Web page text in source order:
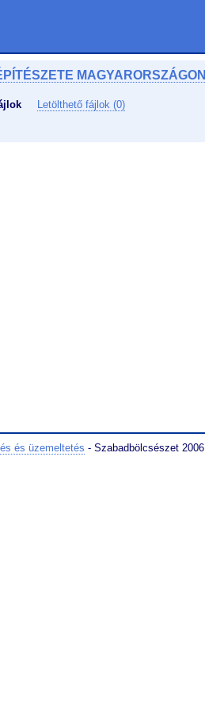
MAGYARORSZÁGON
Letölthető fájlok (0)
és üzemeltetés - Szabadbölcsészet 2006